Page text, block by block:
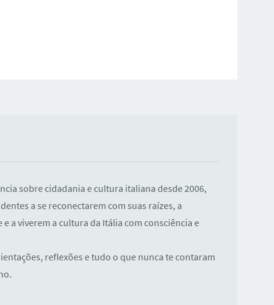
sobre cidadania e cultura italiana desde 2006,
a se reconectarem com suas raízes, a
a viverem a cultura da Itália com consciência e
reflexões e tudo o que nunca te contaram